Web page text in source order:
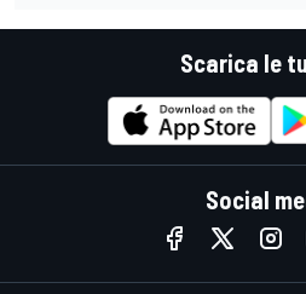
Scarica le
Social